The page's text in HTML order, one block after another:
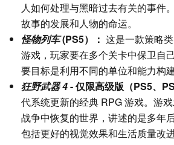
人如何处理与黑暗过去有关的事件
故事的发展和人物的命运。
怪物列车(PS5）： 这是一款策略
游戏，玩家要在多个关卡中保卫自
要目标是利用不同的单位和能力构
狂野武器 4- 仅限高级版（PS5、
代系统更新的经典 RPG 游戏。游
战争中恢复的世界，讲述的是多年
包括更好的视觉效果和生活质量改进